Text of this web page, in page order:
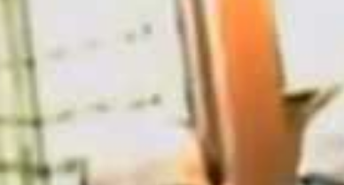
la mentira? Corrigiendo errores del pasado» por
marca como competencia del profesional del
por Cris Alcázar
los haters construyendo marca» por Begoña
2018